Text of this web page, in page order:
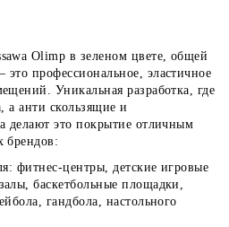
Olimp в зеленом цвете, общей
профессиональное, эластичное
Уникальная разработка, где
а анти скользящие и
делают это покрытие отличным
брендов:
фитнес-центры, детские игровые
баскетбольные площадки,
гандбола, настольного